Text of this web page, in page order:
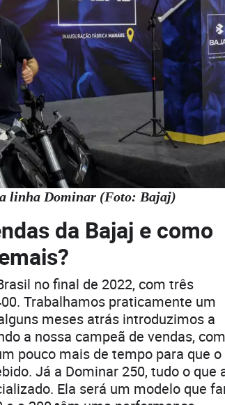
linha Dominar (Foto: Bajaj)
da Bajaj e como
no final de 2022, com três
Trabalhamos praticamente um
meses atrás introduzimos a
a nossa campeã de vendas, com
pouco mais de tempo para que o
Já a Dominar 250, tudo o que
Ela será um modelo que